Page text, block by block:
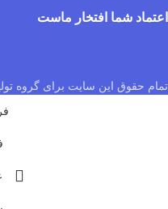
اعتماد شما افتخار ماست
تمام حقوق این سایت برای گروه